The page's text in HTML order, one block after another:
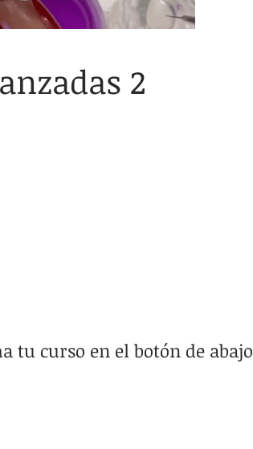
2
tu curso en el botón de abajo